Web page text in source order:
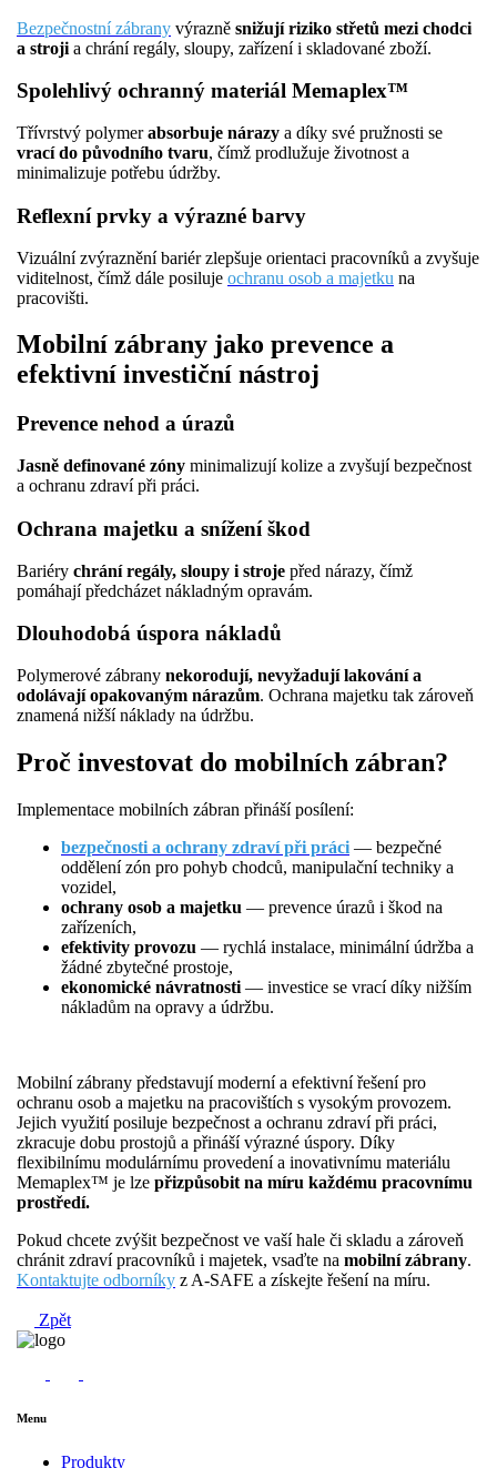
Bezpečnostní zábrany výrazně snižují riziko střetů mezi chodci
a stroji a chrání regály, sloupy, zařízení i skladované zboží.
Spolehlivý ochranný materiál Memaplex™
Třívrstvý polymerabsorbuje nárazy a díky své pružnosti se
vrací do původního tvaru, čímž prodlužuje životnost a
minimalizuje potřebu údržby.
Reflexní prvky a výrazné barvy
Vizuální zvýraznění bariér zlepšuje orientaci pracovníků a zvyšuje
viditelnost, čímž dále posiluje ochranu osob a majetku na
pracovišti.
Mobilní zábrany jako prevence a
efektivní investiční nástroj
Prevence nehod a úrazů
Jasně definované zóny minimalizují kolize a zvyšují bezpečnost
a ochranu zdraví při práci.
Ochrana majetku a snížení škod
Bariéry chrání regály, sloupy i stroje před nárazy, čímž
pomáhají předcházet nákladným opravám.
Dlouhodobá úspora nákladů
Polymerové zábrany nekorodují, nevyžadují lakování a
odolávají opakovaným nárazům. Ochrana majetku tak zároveň
znamená nižší náklady na údržbu.
Proč investovat do mobilních zábran?
Implementace mobilních zábran přináší posílení:
bezpečnosti a ochrany zdraví při práci — bezpečné
oddělení zón pro pohyb chodců, manipulační techniky a
vozidel,
ochrany osob a majetku — prevence úrazů i škod na
zařízeních,
efektivity provozu — rychlá instalace, minimální údržba a
žádné zbytečné prostoje,
ekonomické návratnosti — investice se vrací díky nižším
nákladům na opravy a údržbu.
Mobilní zábrany představují moderní a efektivní řešení pro
ochranu osob a majetku na pracovištích s vysokým provozem.
Jejich využití posiluje bezpečnost a ochranu zdraví při práci,
zkracuje dobu prostojů a přináší výrazné úspory. Díky
flexibilnímu modulárnímu provedení a inovativnímu materiálu
Memaplex™ je lze přizpůsobit na míru každému pracovnímu
prostředí.
Pokud chcete zvýšit bezpečnost ve vaší hale či skladu a zároveň
chránit zdraví pracovníků i majetek, vsaďte na mobilní zábrany.
Kontaktujte odborníky z A-SAFE a získejte řešení na míru.
Zpět
Menu
Produkty